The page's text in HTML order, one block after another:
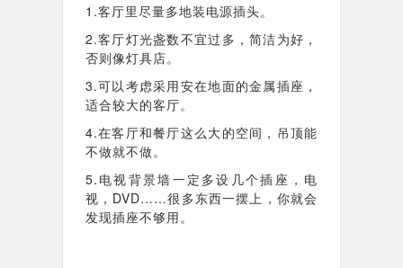
1.客厅里尽量多地装电源插头。
2.客厅灯光盏数不宜过多，简洁为好，
否则像灯具店。
3.可以考虑采用安在地面的金属插座，
适合较大的客厅。
4.在客厅和餐厅这么大的空间，吊顶能
不做就不做。
5.电视背景墙一定多设几个插座，电
视，DVD……很多东西一摆上，你就会
发现插座不够用。